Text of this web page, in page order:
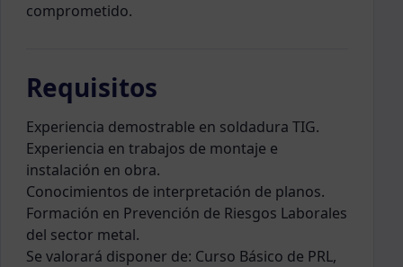
comprometido.
Requisitos
Experiencia demostrable en soldadura TIG.
Experiencia en trabajos de montaje e
instalación en obra.
Conocimientos de interpretación de planos.
Formación en Prevención de Riesgos Laborales
del sector metal.
Se valorará disponer de: Curso Básico de PRL,